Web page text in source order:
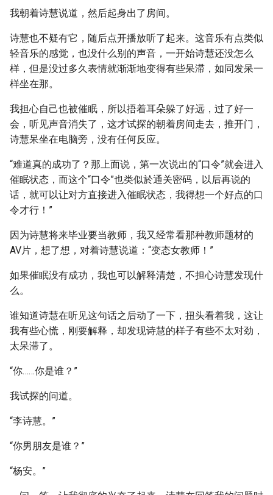
我朝着诗慧说道，然后起身出了房间。
诗慧也不疑有它，随后点开播放听了起来。这音乐有点类似
轻音乐的感觉，也没什么别的声音，一开始诗慧还没怎么
样，但是没过多久表情就渐渐地变得有些呆滞，如同发呆一
样坐在那。
我担心自己也被催眠，所以捂着耳朵躲了好远，过了好一
会，听见声音消失了，这才试探的朝着房间走去，推开门，
诗慧呆坐在电脑旁，没有任何反应。
“难道真的成功了？那上面说，第一次说出的“口令”就会进入
催眠状态，而这个“口令”也类似於通关密码，以后再说的
话，就可以让对方直接进入催眠状态，我得想一个好点的口
令才行！”
因为诗慧将来毕业要当教师，我又经常看那种教师题材的
AV片，想了想，对着诗慧说道：“变态女教师！”
如果催眠没有成功，我也可以解释清楚，不担心诗慧发现什
么。
谁知道诗慧在听见这句话之后动了一下，扭头看着我，这让
我有些心慌，刚要解释，却发现诗慧的样子有些不太对劲，
太呆滞了。
“你……你是谁？”
我试探的问道。
“李诗慧。”
“你男朋友是谁？”
“杨安。”